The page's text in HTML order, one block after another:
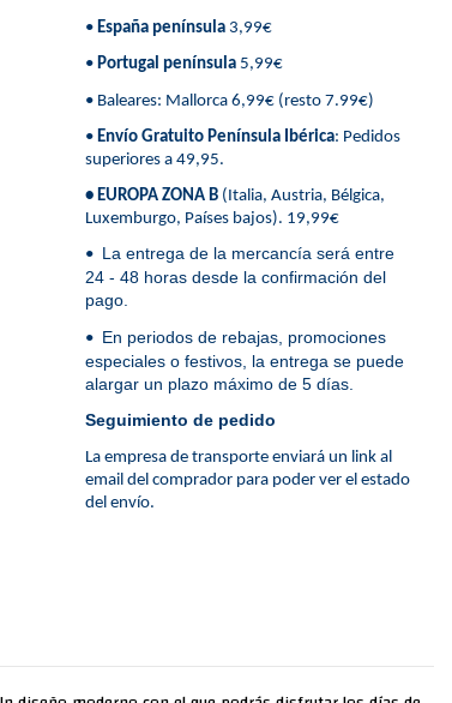
• España península3,99€
• Portugal península5,99€
• Baleares: Mallorca 6,99€ (resto 7.99€)
• Envío Gratuito Península Ibérica: Pedidos
superiores a 49,95.
• EUROPA ZONA B(Italia, Austria, Bélgica,
Luxemburgo, Países bajos). 19,99€
• La entrega de la mercancía será entre
24 - 48 horas desde la confirmación del
pago.
• En periodos de rebajas, promociones
especiales o festivos, la entrega se puede
alargar un plazo máximo de 5 días.
Seguimiento de pedido
La empresa de transporte enviará un link al
email del comprador para poder ver el estado
del envío.